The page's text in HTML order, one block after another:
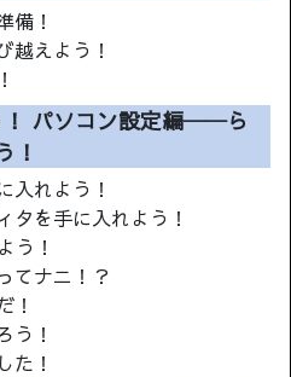
！
えよう！
パソコン設定編──ら
！
れよう！
を手に入れよう！
う！
てナニ！？
！
！
！